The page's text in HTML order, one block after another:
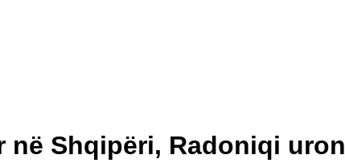
në Shqipëri, Radoniqi uron